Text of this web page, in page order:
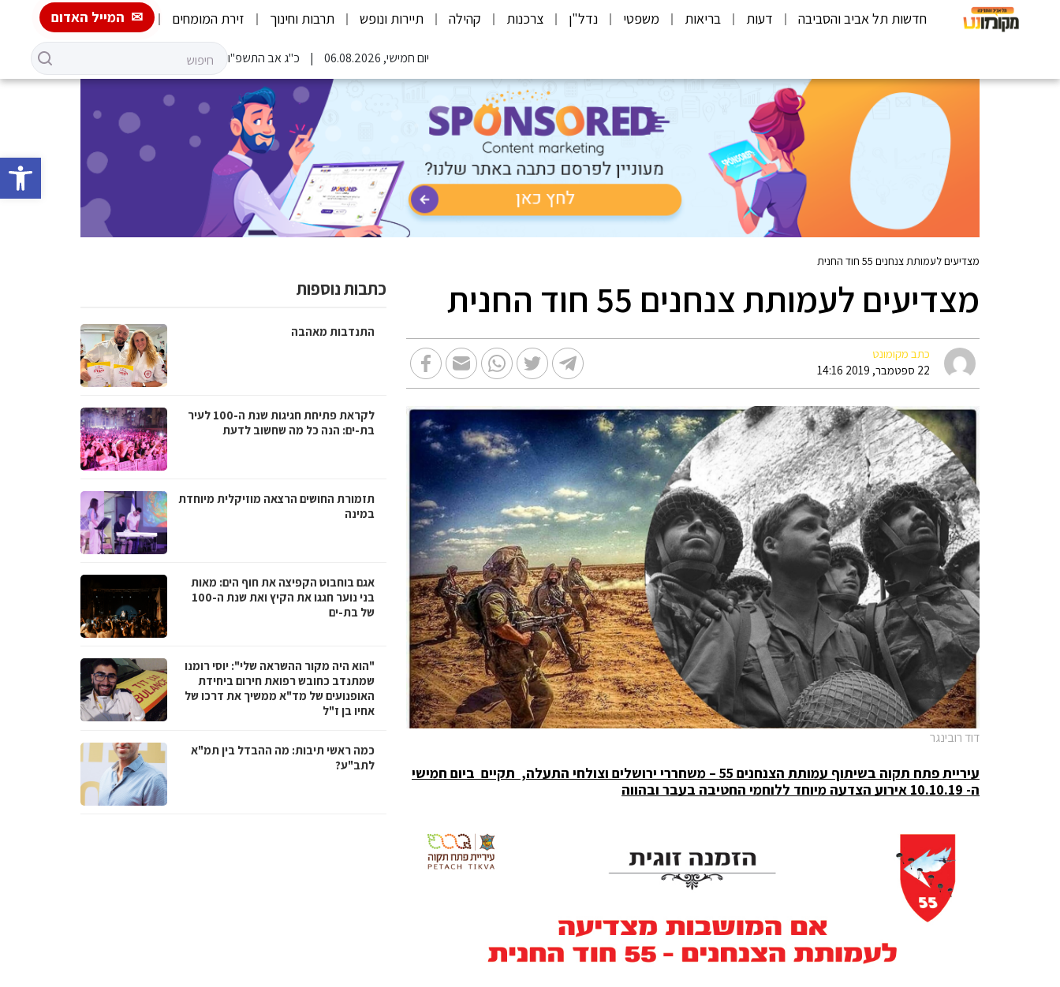
פתח
חדשות תל אביב והסביבה דעות בריאות משפטי נדל"ן צרכנות קהילה תיירות ונופש תרבות וחינוך זירת המומחים המייל האדום
יום חמישי, 06.08.2026 כ"ג אב התשפ"ו
מצדיעים לעמותת צנחנים 55 חוד החנית
מצדיעים לעמותת צנחנים 55 חוד החנית
כתב מקומונט
22 ספטמבר, 2019 14:16
דוד רובינגר
עיריית פתח תקוה בשיתוף עמותת הצנחנים 55 – משחררי ירושלים וצולחי התעלה, תקיים ביום חמישי
ה- 10.10.19 אירוע הצדעה מיוחד ללוחמי החטיבה בעבר ובהווה
כתבות נוספות
התנדבות מאהבה
לקראת פתיחת חגיגות שנת ה-100 לעיר
בת-ים: הנה כל מה שחשוב לדעת
תזמורת החושים הרצאה מוזיקלית מיוחדת
במינה
אגם בוחבוט הקפיצה את חוף הים: מאות
בני נוער חגגו את הקיץ ואת שנת ה-100
של בת-ים
"הוא היה מקור ההשראה שלי": יוסי רומנו
שמתנדב כחובש רפואת חירום ביחידת
האופנועים של מד"א ממשיך את דרכו של
אחיו בן ז"ל
כמה ראשי תיבות: מה ההבדל בין תמ"א
לתב"ע?